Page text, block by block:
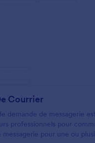
Courrier
demande de messagerie
professionnels pour
messagerie pour une ou